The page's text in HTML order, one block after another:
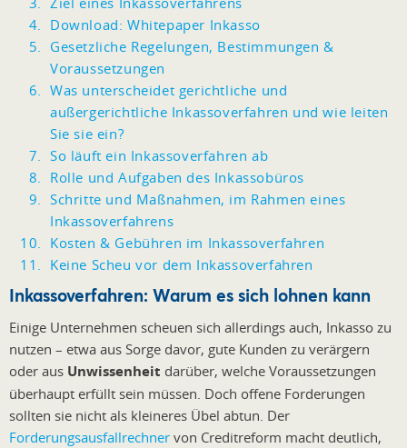
Download: Whitepaper Inkasso
Gesetzliche Regelungen, Bestimmungen &
Voraussetzungen
Was unterscheidet gerichtliche und
außergerichtliche Inkassoverfahren und wie leiten
Sie sie ein?
So läuft ein Inkassoverfahren ab
Rolle und Aufgaben des Inkassobüros
Schritte und Maßnahmen, im Rahmen eines
Inkassoverfahrens
Kosten & Gebühren im Inkassoverfahren
Keine Scheu vor dem Inkassoverfahren
Inkassoverfahren: Warum es sich lohnen kann
Einige Unternehmen scheuen sich allerdings auch, Inkasso zu
nutzen – etwa aus Sorge davor, gute Kunden zu verärgern
oder aus Unwissenheit darüber, welche Voraussetzungen
überhaupt erfüllt sein müssen. Doch offene Forderungen
sollten sie nicht als kleineres Übel abtun. Der
Forderungsausfallrechner von Creditreform macht deutlich,